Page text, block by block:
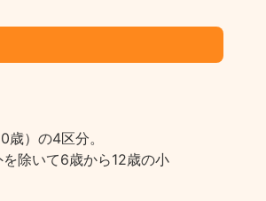
）の4区分。
除いて6歳から12歳の小